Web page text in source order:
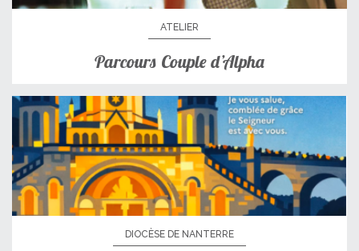
ATELIER
Parcours Couple d’Alpha
DIOCÈSE DE NANTERRE